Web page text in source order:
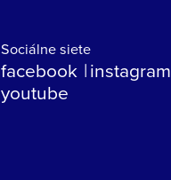
Sociálne siete
facebook instagram
youtube